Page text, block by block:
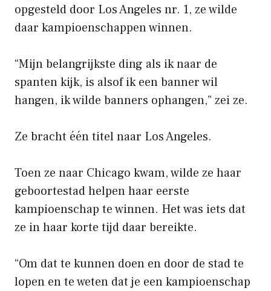
opgesteld door Los Angeles nr. 1, ze wilde
daar kampioenschappen winnen.
“Mijn belangrijkste ding als ik naar de
spanten kijk, is alsof ik een banner wil
hangen, ik wilde banners ophangen,” zei ze.
Ze bracht één titel naar Los Angeles.
Toen ze naar Chicago kwam, wilde ze haar
geboortestad helpen haar eerste
kampioenschap te winnen. Het was iets dat
ze in haar korte tijd daar bereikte.
“Om dat te kunnen doen en door de stad te
lopen en te weten dat je een kampioenschap